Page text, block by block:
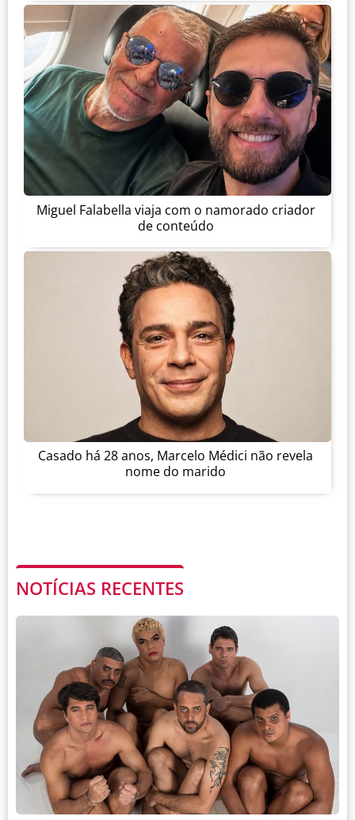
Miguel Falabella viaja com o namorado criador
de conteúdo
Casado há 28 anos, Marcelo Médici não revela
nome do marido
NOTÍCIAS RECENTES